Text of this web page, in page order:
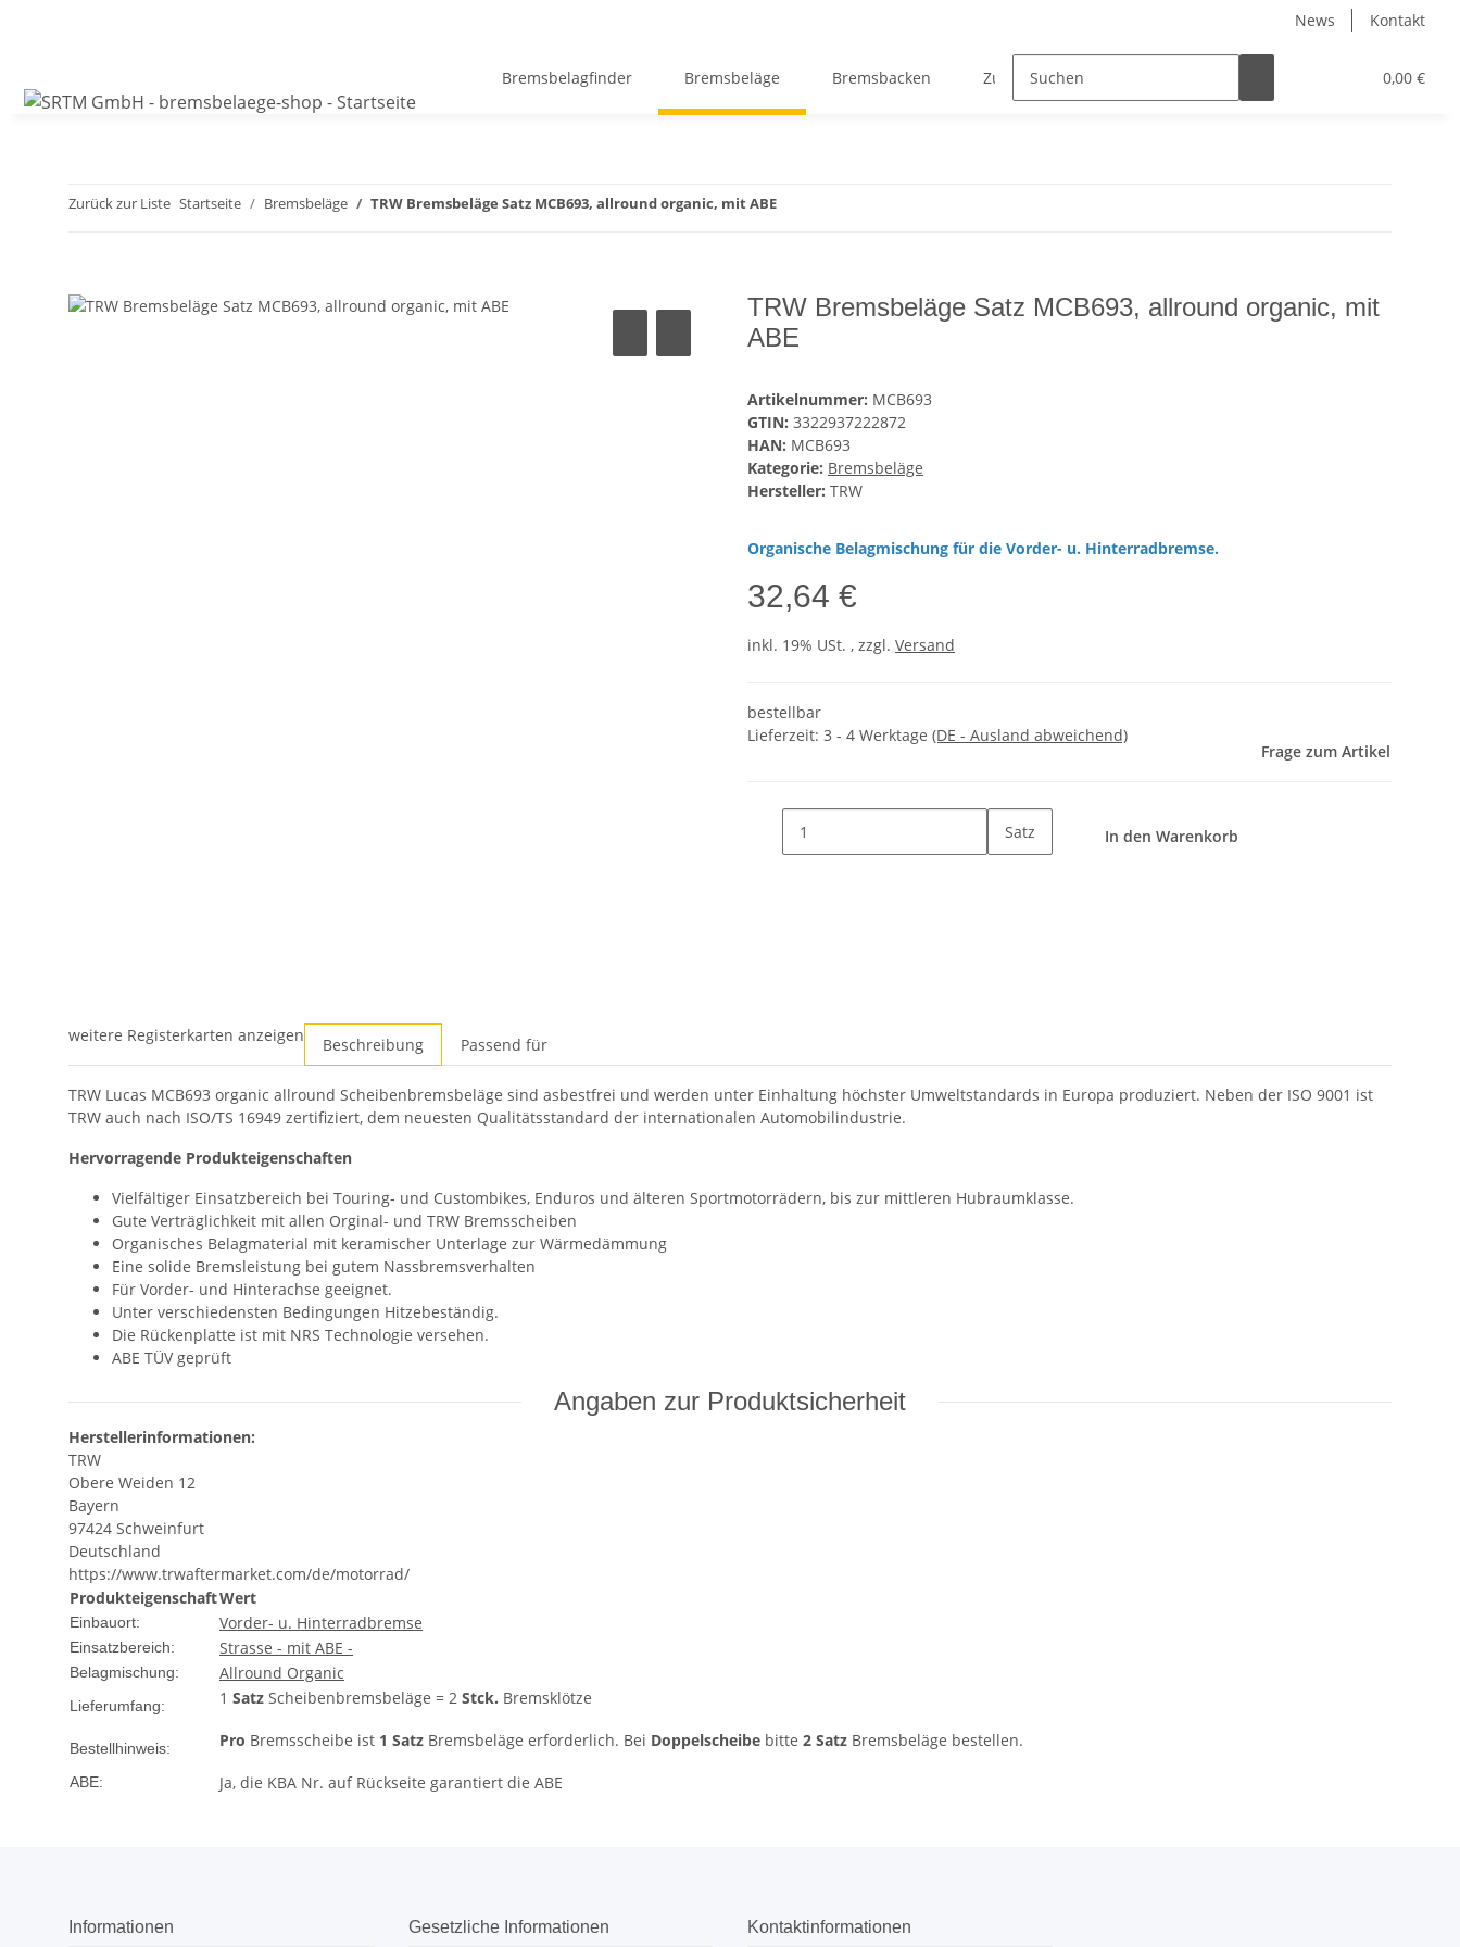
News Kontakt
0,00 €
Bremsbelagfinder Bremsbeläge Bremsbacken Zubehör
Zurück zur Liste Startseite Bremsbeläge TRW Bremsbeläge Satz MCB693, allround organic, mit ABE
TRW Bremsbeläge Satz MCB693, allround organic, mit
ABE
Artikelnummer: MCB693
GTIN: 3322937222872
HAN: MCB693
Kategorie: Bremsbeläge
Hersteller: TRW
Organische Belagmischung für die Vorder- u. Hinterradbremse.
32,64 €
inkl. 19% USt. , zzgl. Versand
bestellbar
Lieferzeit: 3 - 4 Werktage (DE - Ausland abweichend)
Frage zum Artikel
Satz In den Warenkorb
weitere Registerkarten anzeigen Beschreibung Passend für
TRW Lucas MCB693 organic allround Scheibenbremsbeläge sind asbestfrei und werden unter Einhaltung höchster Umweltstandards in Europa produziert. Neben der ISO 9001 ist
TRW auch nach ISO/TS 16949 zertifiziert, dem neuesten Qualitätsstandard der internationalen Automobilindustrie.
Hervorragende Produkteigenschaften
Vielfältiger Einsatzbereich bei Touring- und Custombikes, Enduros und älteren Sportmotorrädern, bis zur mittleren Hubraumklasse.
Gute Verträglichkeit mit allen Orginal- und TRW Bremsscheiben
Organisches Belagmaterial mit keramischer Unterlage zur Wärmedämmung
Eine solide Bremsleistung bei gutem Nassbremsverhalten
Für Vorder- und Hinterachse geeignet.
Unter verschiedensten Bedingungen Hitzebeständig.
Die Rückenplatte ist mit NRS Technologie versehen.
ABE TÜV geprüft
Angaben zur Produktsicherheit
Herstellerinformationen:
TRW
Obere Weiden 12
Bayern
97424 Schweinfurt
Deutschland
https://www.trwaftermarket.com/de/motorrad/
ProdukteigenschaftWert
Einbauort: Vorder- u. Hinterradbremse
Einsatzbereich: Strasse - mit ABE -
Belagmischung: Allround Organic
Lieferumfang: 1 Satz Scheibenbremsbeläge = 2 Stck. Bremsklötze
Bestellhinweis: Pro Bremsscheibe ist 1 Satz Bremsbeläge erforderlich. Bei Doppelscheibe bitte 2 Satz Bremsbeläge bestellen.
ABE: Ja, die KBA Nr. auf Rückseite garantiert die ABE
Informationen Gesetzliche Informationen Kontaktinformationen